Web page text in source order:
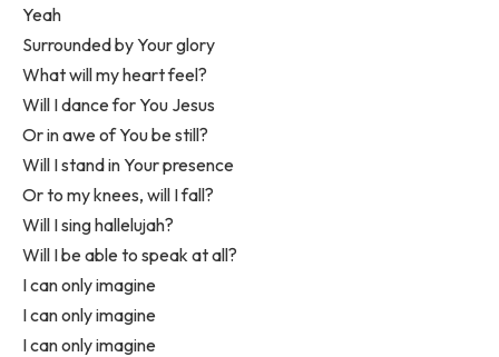
Yeah
Surrounded by Your glory
What will my heart feel?
Will I dance for You Jesus
Or in awe of You be still?
Will I stand in Your presence
Or to my knees, will I fall?
Will I sing hallelujah?
Will I be able to speak at all?
I can only imagine
I can only imagine
I can only imagine